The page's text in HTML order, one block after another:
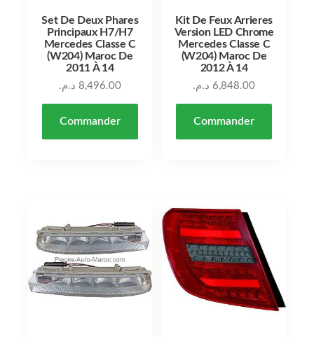
Set De Deux Phares
Principaux H7/H7
Mercedes Classe C
(W204) Maroc De
2011 À 14
8,496.00 د.م.
Commander
Kit De Feux Arrieres
Version LED Chrome
Mercedes Classe C
(W204) Maroc De
2012 À 14
6,848.00 د.م.
Commander